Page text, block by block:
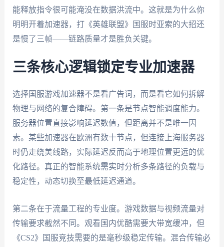
能释放指令很可能淹没在数据洪流中。这就是为什么你
明明开着加速器，打《英雄联盟》国服时亚索的大招还
是慢了三帧——链路质量才是胜负关键。
三条核心逻辑锁定专业加速器
选择国服游戏加速器不是看广告词，而是看它如何拆解
物理与网络的复合障碍。第一条是节点智能调度能力。
服务器位置直接影响延迟数值，但距离并不是唯一因
素。某些加速器在欧洲有数十节点，但连接上海服务器
时仍走绕美线路，实际延迟反而高于地理位置更远的优
化路径。真正的智能系统需实时分析多条路径的负载与
稳定性，动态切换至最低延迟通道。
第二条在于流量工程的专业度。游戏数据与视频流量对
传输要求截然不同。观看国内优酷需要大带宽缓冲，但
《CS2》国服竞技需要的是毫秒级稳定传输。混合传输必